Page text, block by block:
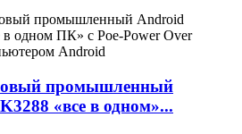
промышленный
«все в одном»...